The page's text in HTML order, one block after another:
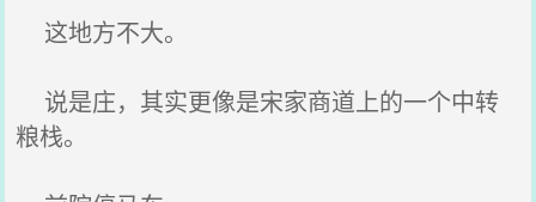
这地方不大。
说是庄，其实更像是宋家商道上的一个中转
粮栈。